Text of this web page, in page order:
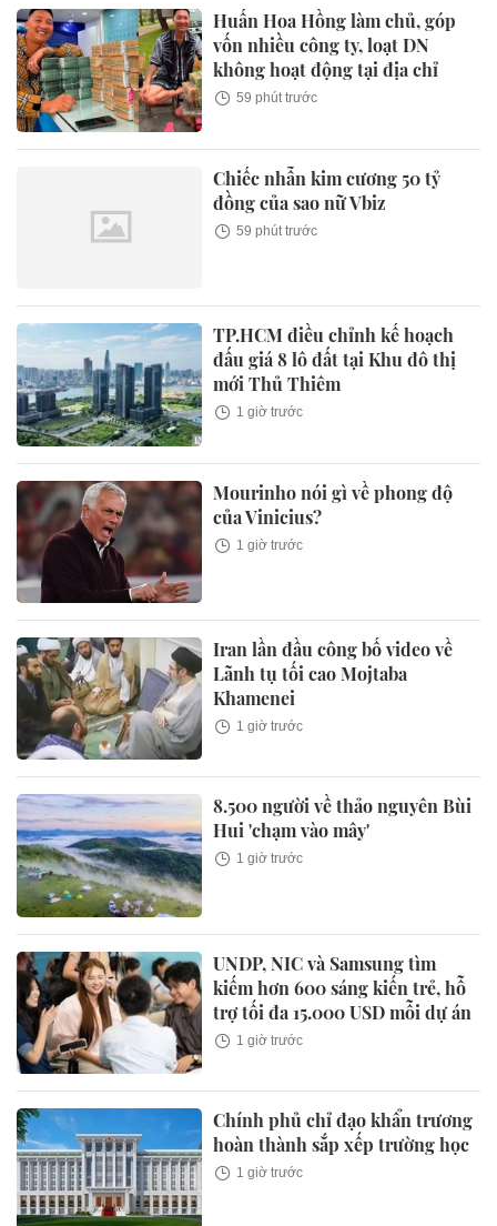
Huấn Hoa Hồng làm chủ, góp
vốn nhiều công ty, loạt DN
không hoạt động tại địa chỉ
59 phút trước
Chiếc nhẫn kim cương 50 tỷ
đồng của sao nữ Vbiz
59 phút trước
TP.HCM điều chỉnh kế hoạch
đấu giá 8 lô đất tại Khu đô thị
mới Thủ Thiêm
1 giờ trước
Mourinho nói gì về phong độ
của Vinicius?
1 giờ trước
Iran lần đầu công bố video về
Lãnh tụ tối cao Mojtaba
Khamenei
1 giờ trước
8.500 người về thảo nguyên Bùi
Hui 'chạm vào mây'
1 giờ trước
UNDP, NIC và Samsung tìm
kiếm hơn 600 sáng kiến trẻ, hỗ
trợ tối đa 15.000 USD mỗi dự án
1 giờ trước
Chính phủ chỉ đạo khẩn trương
hoàn thành sắp xếp trường học
1 giờ trước